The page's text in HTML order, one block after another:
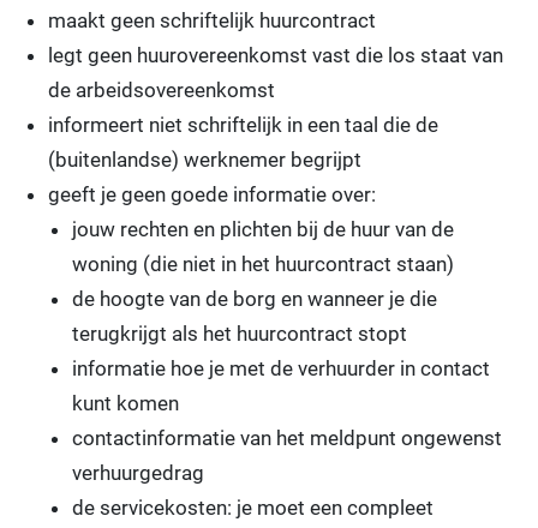
maakt geen schriftelijk huurcontract
legt geen huurovereenkomst vast die los staat van
de arbeidsovereenkomst
informeert niet schriftelijk in een taal die de
(buitenlandse) werknemer begrijpt
geeft je geen goede informatie over:
jouw rechten en plichten bij de huur van de
woning (die niet in het huurcontract staan)
de hoogte van de borg en wanneer je die
terugkrijgt als het huurcontract stopt
informatie hoe je met de verhuurder in contact
kunt komen
contactinformatie van het meldpunt ongewenst
verhuurgedrag
de servicekosten: je moet een compleet